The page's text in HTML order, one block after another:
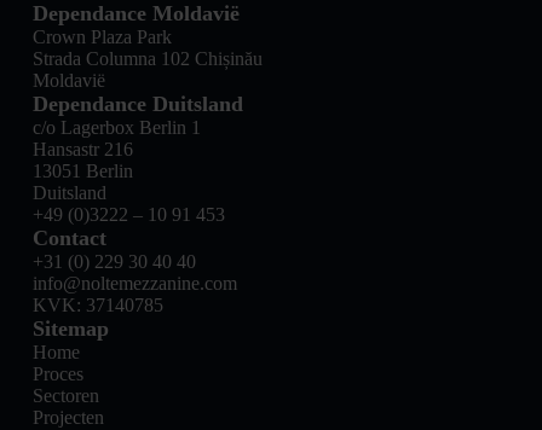
Dependance Moldavië
Crown Plaza Park
Strada Columna 102 Chișinău
Moldavië
Sitemap
Home
Proces
Sectoren
Projecten
Dependance Duitsland
c/o Lagerbox Berlin 1
Hansastr 216
13051 Berlin
Duitsland
+49 (0)3222 – 10 91 453
Contact
+31 (0) 229 30 40 40
info@noltemezzanine.com
KVK: 37140785